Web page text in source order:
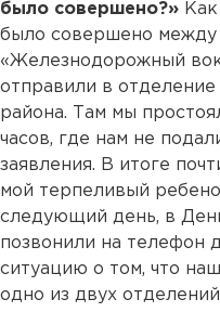
было совершено?»
было совершено между
«Железнодорожный
отправили в
района. Там мы
часов, где нам не
заявления. В итоге
мой терпеливый
следующий день, в
позвонили на телефон
ситуацию о том, что
одно из двух